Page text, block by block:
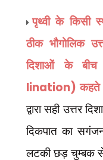
पृथ्वी के किसी
ठीक भौगोलिक
दिशाओं के
lination)कहते
द्वारा सही उत्तर
दिकपात का
लटकी छड़ चुम्बक से